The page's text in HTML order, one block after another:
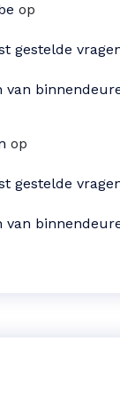
op
gestelde
van
op
gestelde
van